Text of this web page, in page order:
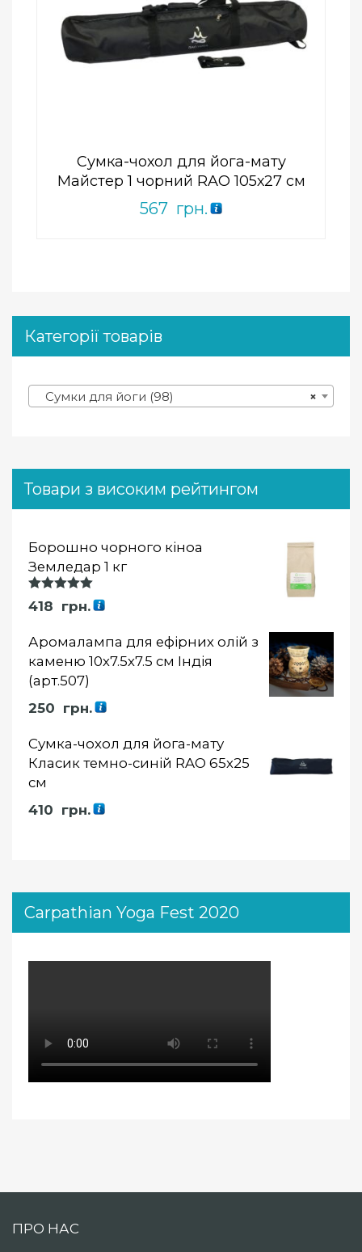
Сумка-чохол для йога-мату
Майстер 1 чорний RAO 105х27 см
567 грн.
ПРИДБАТИ
Add to Wishlist
Категорії товарів
×
Сумки для йоги (98)
Товари з високим рейтингом
Борошно чорного кіноа
Земледар 1 кг
Оцінка
5.00із 5
418 грн.
Аромалампа для ефірних олій з
каменю 10х7.5х7.5 см Індія
(арт.507)
250 грн.
Сумка-чохол для йога-мату
Класик темно-синій RAO 65х25
см
410 грн.
Carpathian Yoga Fest 2020
ПРО НАС